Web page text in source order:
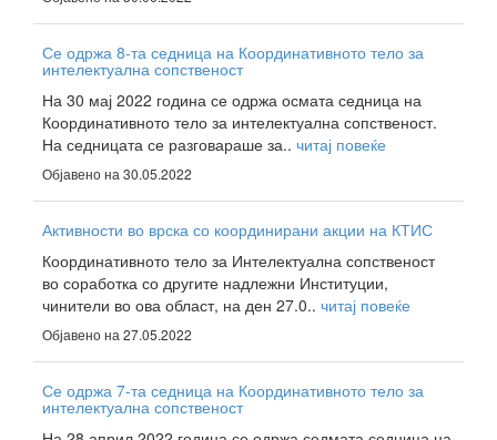
Се одржа 8-та седница на Координативното тело за
интелектуална сопственост
На 30 мај 2022 година се одржа осмата седница на
Координативното тело за интелектуална сопственост.
На седницата се разговараше за.. читај повеќе
Објавено на 30.05.2022
Активности во врска со координирани акции на КТИС
Координативното тело за Интелектуална сопственост
во соработка со другите надлежни Институции,
чинители во ова област, на ден 27.0.. читај повеќе
Објавено на 27.05.2022
Се одржа 7-та седница на Координативното тело за
интелектуална сопственост